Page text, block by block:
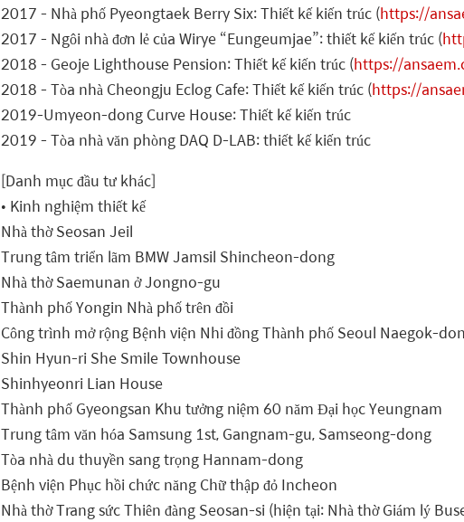
2017 - Nhà phố Pyeongtaek Berry Six: Thiết kế kiến trúc (https://
2017 - Ngôi nhà đơn lẻ của Wirye “Eungeumjae”: thiết kế kiến trúc (
2018 - Geoje Lighthouse Pension: Thiết kế kiến trúc (https://
2018 - Tòa nhà Cheongju Eclog Cafe: Thiết kế kiến trúc (https://
2019-Umyeon-dong Curve House: Thiết kế kiến trúc
2019 - Tòa nhà văn phòng DAQ D-LAB: thiết kế kiến trúc
[Danh mục đầu tư khác]
• Kinh nghiệm thiết kế
Nhà thờ Seosan Jeil
Trung tâm triển lãm BMW Jamsil Shincheon-dong
Nhà thờ Saemunan ở Jongno-gu
Thành phố Yongin Nhà phố trên đồi
Công trình mở rộng Bệnh viện Nhi đồng Thành phố Seoul Naegok-
Shin Hyun-ri She Smile Townhouse
Shinhyeonri Lian House
Thành phố Gyeongsan Khu tưởng niệm 60 năm Đại học Yeungnam
Trung tâm văn hóa Samsung 1st, Gangnam-gu, Samseong-dong
Tòa nhà du thuyền sang trọng Hannam-dong
Bệnh viện Phục hồi chức năng Chữ thập đỏ Incheon
Nhà thờ Trang sức Thiên đàng Seosan-si (hiện tại: Nhà thờ Giám lý